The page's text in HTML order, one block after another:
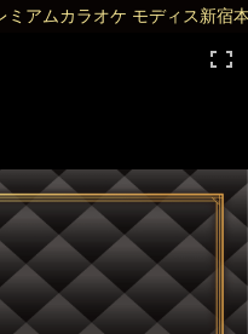
ミアムカラオケ モディス新宿